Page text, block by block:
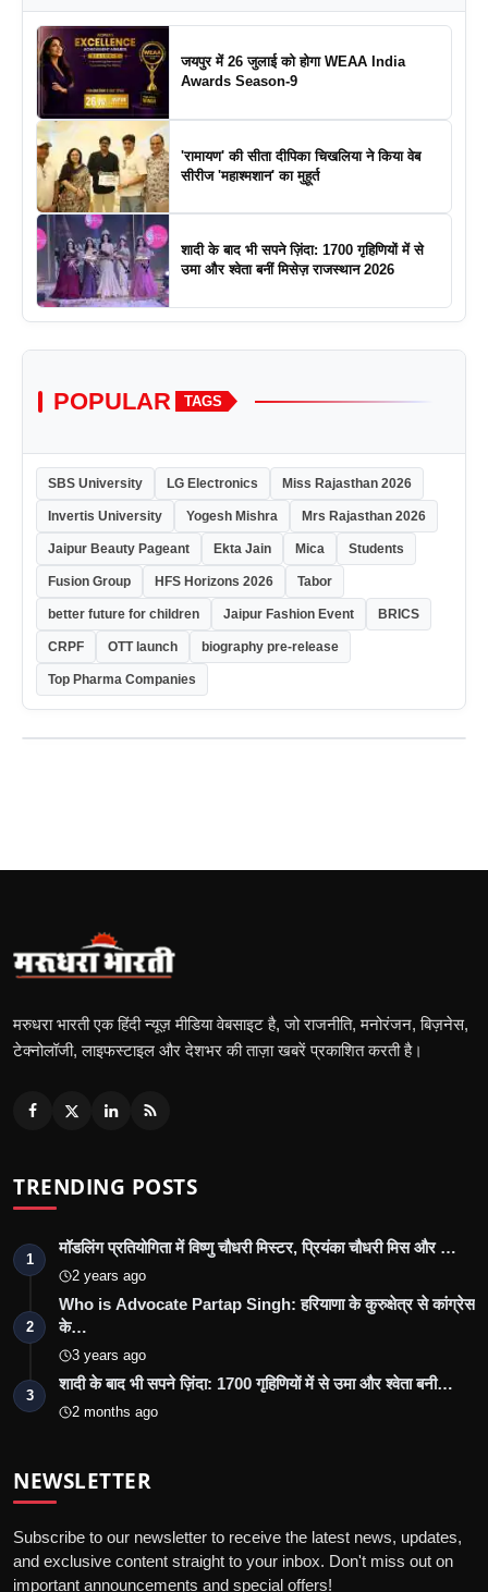
जयपुर में 26 जुलाई को होगा WEAA India
Awards Season-9
'रामायण' की सीता दीपिका चिखलिया ने किया वेब
सीरीज 'महाश्मशान' का मुहूर्त
शादी के बाद भी सपने ज़िंदा: 1700 गृहिणियों में से
उमा और श्वेता बनीं मिसेज़ राजस्थान 2026
POPULAR TAGS
SBS University LG Electronics Miss Rajasthan 2026
Invertis University Yogesh Mishra Mrs Rajasthan 2026
Jaipur Beauty Pageant Ekta Jain Mica Students
Fusion Group HFS Horizons 2026 Tabor
better future for children Jaipur Fashion Event BRICS
CRPF OTT launch biography pre-release
Top Pharma Companies
मरुधरा भारती एक हिंदी न्यूज़ मीडिया वेबसाइट है, जो राजनीति, मनोरंजन, बिज़नेस,
टेक्नोलॉजी, लाइफस्टाइल और देशभर की ताज़ा खबरें प्रकाशित करती है।
TRENDING POSTS
1
मॉडलिंग प्रतियोगिता में विष्णु चौधरी मिस्टर, प्रियंका चौधरी मिस और …
2 years ago
2
Who is Advocate Partap Singh: हरियाणा के कुरुक्षेत्र से कांग्रेस
के…
3 years ago
3
शादी के बाद भी सपने ज़िंदा: 1700 गृहिणियों में से उमा और श्वेता बनी…
2 months ago
NEWSLETTER
Subscribe to our newsletter to receive the latest news, updates,
and exclusive content straight to your inbox. Don't miss out on
important announcements and special offers!